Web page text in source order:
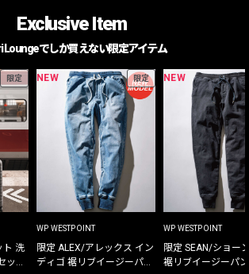
Exclusive Item
Loungeでしか買えない限定アイテム
限定
ト 洗
ット
NEW 限定
WP WESTPOINT
限定 ALEX/アレックス イン
ディゴ 裾リブイージーパン
NEW
WP WESTPOINT
限定 SEAN/ショー
裾リブイージーパ